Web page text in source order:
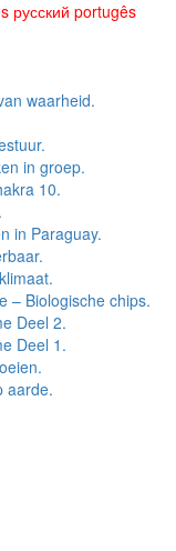
русский portugês
waarheid.
in groep.
10.
in Paraguay.
– Biologische chips.
Deel 2.
Deel 1.
aarde.